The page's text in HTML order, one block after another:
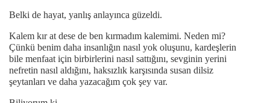
Belki de hayat, yanlış anlayınca güzeldi.
Kalem kır at dese de ben kırmadım kalemimi. Neden mi?
Çünkü benim daha insanlığın nasıl yok oluşunu, kardeşlerin
bile menfaat için birbirlerini nasıl sattığını, sevginin yerini
nefretin nasıl aldığını, haksızlık karşısında susan dilsiz
şeytanları ve daha yazacağım çok şey var.